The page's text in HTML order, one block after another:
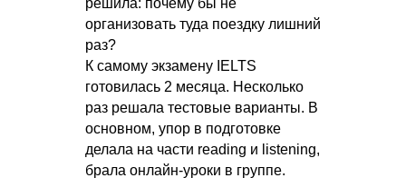
решила: почему бы не
организовать туда поездку лишний
раз?
К самому экзамену IELTS
готовилась 2 месяца. Несколько
раз решала тестовые варианты. В
основном, упор в подготовке
делала на части reading и listening,
брала онлайн-уроки в группе.